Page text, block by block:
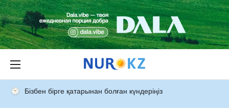
Бізбен бірге қатарынан болған күндеріңіз